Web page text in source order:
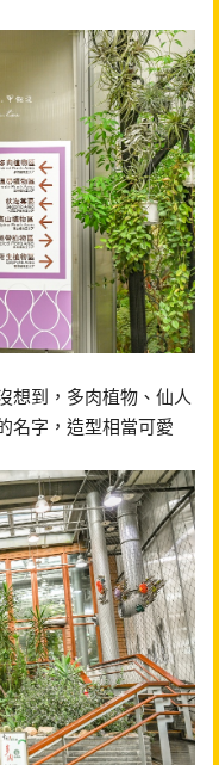
想到，多肉植物、仙人
名字，造型相當可愛